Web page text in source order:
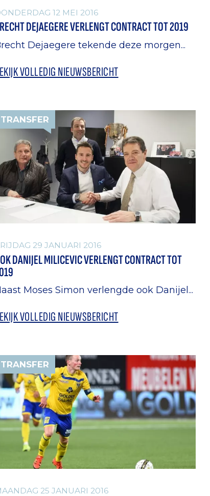
12 MEI 2016
DEJAEGERE VERLENGT CONTRACT TOT 2019
Dejaegere tekende deze morgen...
VOLLEDIG NIEUWSBERICHT
TRANSFER
29 JANUARI 2016
DANIJEL MILICEVIC VERLENGT CONTRACT TOT
Moses Simon verlengde ook Danijel...
VOLLEDIG NIEUWSBERICHT
TRANSFER
25 JANUARI 2016